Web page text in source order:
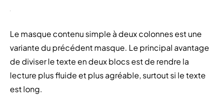
Le masque contenu simple à deux colonnes est une
variante du précédent masque. Le principal avantage
de diviser le texte en deux blocs est de rendre la
lecture plus fluide et plus agréable, surtout si le texte
est long.